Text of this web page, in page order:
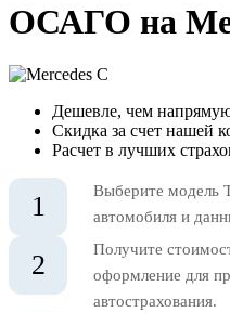
ОСАГО на
Дешевле, чем
Скидка за счет нашей
Расчет в лучших
1
Выберите модель
автомобиля и
2
Получите
оформление для
автострахования.